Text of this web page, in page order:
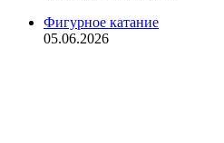
Фигурное катание
05.06.2026